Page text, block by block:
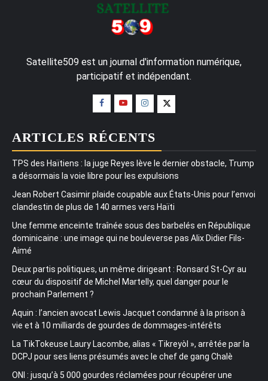
Satellite509 est un journal d'information numérique,
participatif et indépendant.
ARTICLES RÉCENTS
TPS des Haïtiens : la juge Reyes lève le dernier obstacle, Trump
a désormais la voie libre pour les expulsions
Jean Robert Casimir plaide coupable aux États-Unis pour l’envoi
clandestin de plus de 140 armes vers Haïti
Une femme enceinte traînée sous des barbelés en République
dominicaine : une image qui ne bouleverse pas Alix Didier Fils-
Aimé
Deux partis politiques, un même dirigeant : Ronsard St-Cyr au
cœur du dispositif de Michel Martelly, quel danger pour le
prochain Parlement ?
Aquin : l’ancien avocat Lewis Jacquet condamné à la prison à
vie et à 10 milliards de gourdes de dommages-intérêts
La TikTokeuse Laury Lacombe, alias « Tikreyòl », arrêtée par la
DCPJ pour ses liens présumés avec le chef de gang Chalè
ONI : jusqu’à 5 000 gourdes réclamées pour récupérer une